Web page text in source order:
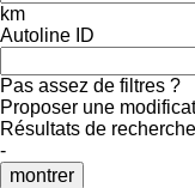
km
Autoline ID
Pas assez de filtres ?
Proposer une
Résultats de
-
montrer